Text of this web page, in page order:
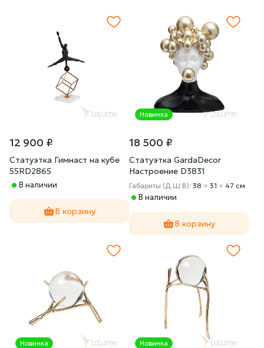
12 900 ₽
Статуэтка Гимнаст на кубе
55RD2865
В наличии
В корзину
Новинка
18 500 ₽
Статуэтка GardaDecor
Настроение D3831
Габариты (Д Ш В): 38 × 31 × 47 cм
В наличии
В корзину
Новинка Новинка